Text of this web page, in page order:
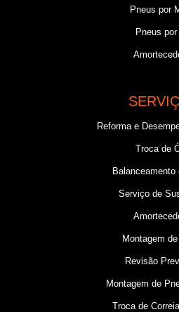
Pneus por
Pneus por
Reforma e
Troca de
Balanceamento
Serviço de
Montagem
Revisão
Montagem de
Troca de